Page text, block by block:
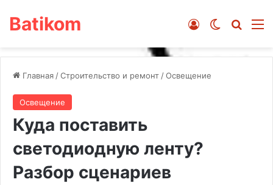
Batikom Switch skin
Войти
Главная /Строительство и ремонт /Освещение
Освещение
Куда поставить
светодиодную ленту?
Разбор сценариев